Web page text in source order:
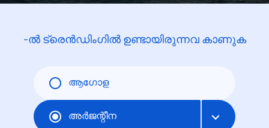
-ൽ ട്രെൻഡിംഗിൽ ഉണ്ടായിരുന്നവ കാണുക
ആഗോള
അര്‍ജന്റീന